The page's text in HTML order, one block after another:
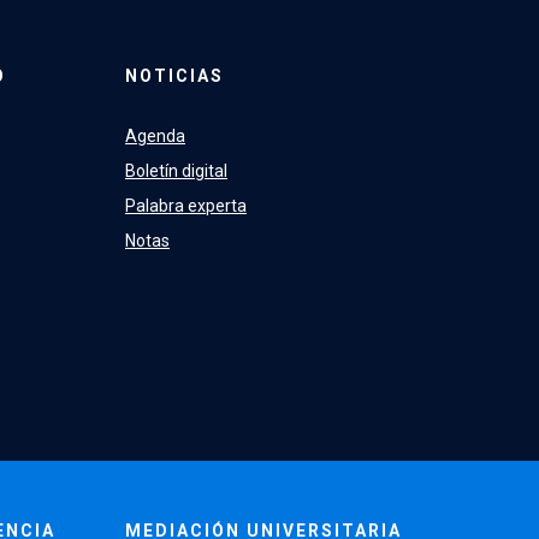
NOTICIAS
Agenda
Boletín digital
Palabra experta
Notas
MEDIACIÓN UNIVERSITARIA